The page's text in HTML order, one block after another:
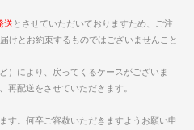
送 とさせていただいておりますため、ご注
けとお約束するものではございませんこと
）により、戻ってくるケースがございま
再配送をさせていただきます。
す。何卒ご容赦いただきますようお願い申